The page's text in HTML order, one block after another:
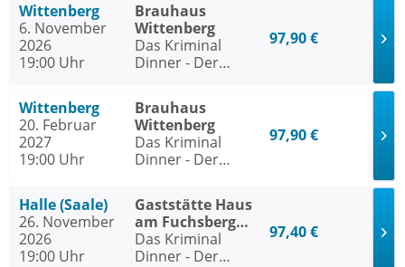
Wittenberg
6. November
2026
19:00 Uhr
Brauhaus
Wittenberg
Das Kriminal
Dinner - Der
97,90 €
Wittenberg
20. Februar
2027
19:00 Uhr
Brauhaus
Wittenberg
Das Kriminal
Dinner - Der
97,90 €
Halle (Saale)
26. November
2026
19:00 Uhr
Gaststätte Haus
am Fuchsberg
Halle (Saale)
Das Kriminal
Dinner - Der
97,40 €